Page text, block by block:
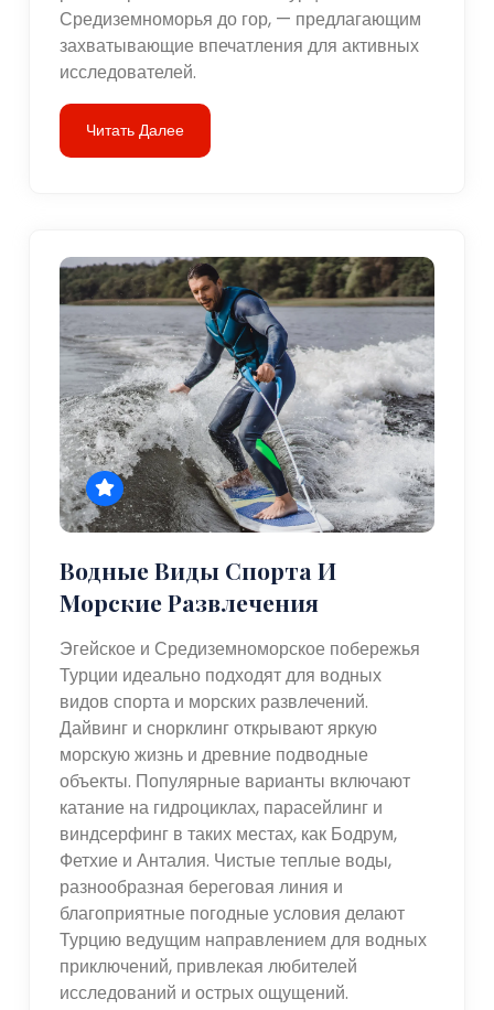
Средиземноморья до гор, — предлагающим
захватывающие впечатления для активных
исследователей.
Читать Далее
Водные Виды Спорта И
Морские Развлечения
Эгейское и Средиземноморское побережья
Турции идеально подходят для водных
видов спорта и морских развлечений.
Дайвинг и снорклинг открывают яркую
морскую жизнь и древние подводные
объекты. Популярные варианты включают
катание на гидроциклах, парасейлинг и
виндсерфинг в таких местах, как Бодрум,
Фетхие и Анталия. Чистые теплые воды,
разнообразная береговая линия и
благоприятные погодные условия делают
Турцию ведущим направлением для водных
приключений, привлекая любителей
исследований и острых ощущений.